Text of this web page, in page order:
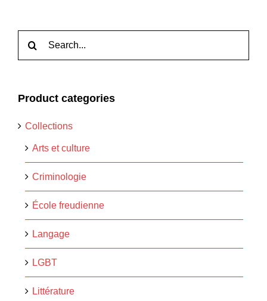
Product categories
Collections
Arts et culture
Criminologie
École freudienne
Langage
LGBT
Littérature